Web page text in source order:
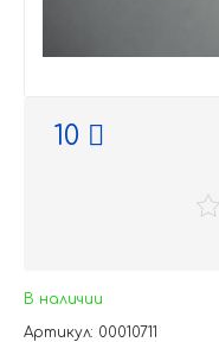
10
В наличии
Артикул: 00010711